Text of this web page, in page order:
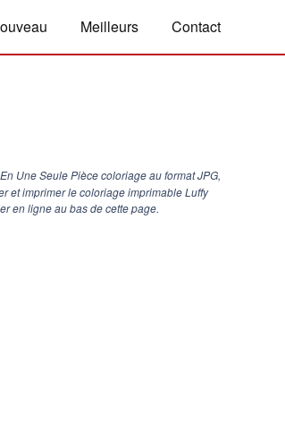
Meilleurs Contact
Une Seule Pièce coloriage au format JPG,
et imprimer le coloriage imprimable Luffy
en ligne au bas de cette page.